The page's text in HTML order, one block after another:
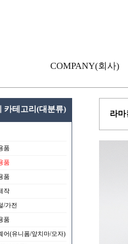
COMPANY(회사)
카테고리(대분류)
품
품
품
작
/가전
품
어(유니폼/앞치마/모자)
라마